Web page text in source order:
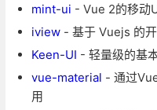
mint-ui - Vue 2的移动
iview- 基于 Vuejs 的
Keen-UI - 轻量级的基
vue-material - 通过
用